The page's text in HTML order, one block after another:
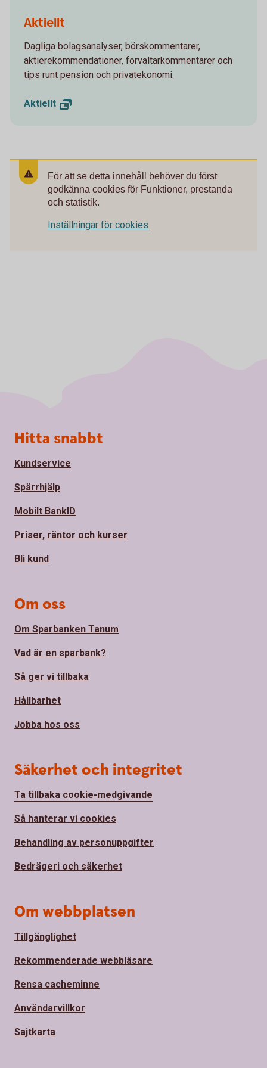
Aktiellt
Dagliga bolagsanalyser, börskommentarer,
aktierekommendationer, förvaltarkommentarer och
tips runt pension och privatekonomi.
Aktiellt
För att se detta innehåll behöver du först
godkänna cookies för Funktioner, prestanda
och statistik.
Inställningar för cookies
Sidfot
Hitta snabbt
Kundservice
Spärrhjälp
Mobilt BankID
Priser, räntor och kurser
Bli kund
Om oss
Om Sparbanken Tanum
Vad är en sparbank?
Så ger vi tillbaka
Hållbarhet
Jobba hos oss
Säkerhet och integritet
Ta tillbaka cookie-medgivande
Så hanterar vi cookies
Behandling av personuppgifter
Bedrägeri och säkerhet
Om webbplatsen
Tillgänglighet
Rekommenderade webbläsare
Rensa cacheminne
Användarvillkor
Sajtkarta